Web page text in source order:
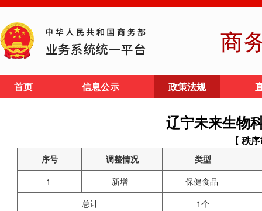
商
首页 信息公示 政策法规
辽宁未来生物
【 秩
序号 调整情况
类型
1
新增
保健食品
总计
1个